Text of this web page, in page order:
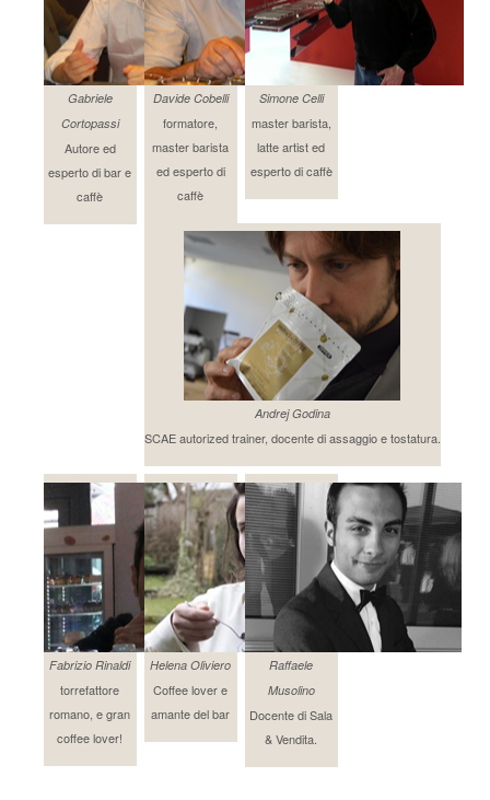
Gabriele
Cortopassi
Autore ed
esperto di bar e
caffè
Davide Cobelli
formatore,
master barista
ed esperto di
caffè
Simone Celli
master barista,
latte artist ed
esperto di caffè
Andrej Godina
SCAE autorized trainer, docente di assaggio e tostatura.
Fabrizio Rinaldi
torrefattore
romano, e gran
coffee lover!
Helena Oliviero
Coffee lover e
amante del bar
Raffaele
Musolino
Docente di Sala
& Vendita.